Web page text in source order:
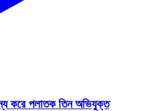
করে পলাতক তিন অভিযুক্ত